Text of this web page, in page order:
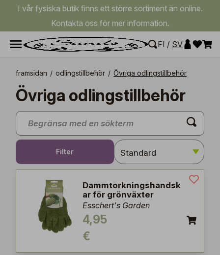
I vår fysiska butik finns ett större sortiment än online.
Kontakta oss för mer information.
FI / SV
framsidan / odlingstillbehör / Övriga odlingstillbehör
Övriga odlingstillbehör
Filter
Dammtorkningshandsk
ar för grönväxter
Esschert's Garden
4,95
€